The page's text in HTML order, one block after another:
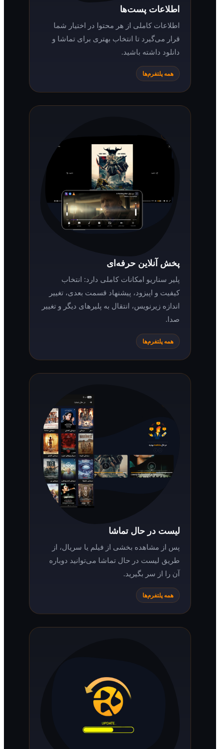
اطلاعات پست‌ها
اطلاعات کاملی از هر محتوا در اختیار شما
قرار می‌گیرد تا انتخاب بهتری برای تماشا و
دانلود داشته باشید.
همه پلتفرم‌ها
پخش آنلاین حرفه‌ای
پلیر سناریو امکانات کاملی دارد: انتخاب
کیفیت و اپیزود، پیشنهاد قسمت بعدی، تغییر
اندازه زیرنویس، انتقال به پلیرهای دیگر و تغییر
همه پلتفرم‌ها
لیست در حال تماشا
پس از مشاهده بخشی از فیلم یا سریال، از
طریق لیست در حال تماشا می‌توانید دوباره
آن را از سر بگیرید.
همه پلتفرم‌ها